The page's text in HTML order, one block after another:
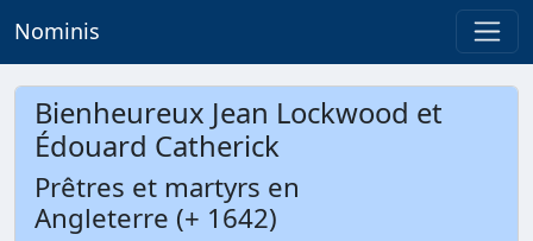
Nominis
Bienheureux Jean Lockwood et
Édouard Catherick
Prêtres et martyrs en
Angleterre (+ 1642)